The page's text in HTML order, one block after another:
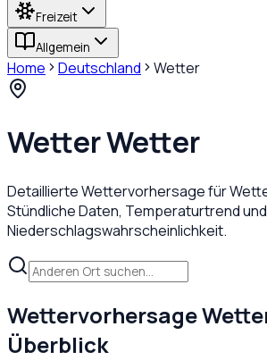
Freizeit
Allgemein
Home Deutschland Wetter
WetterWetter
Detaillierte Wettervorhersage für
Stündliche Daten, Temperaturtrend und
Niederschlagswahrscheinlichkeit.
Wettervorhersage
Überblick